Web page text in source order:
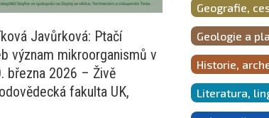
Javůrková: Ptačí
význam mikroorganismů v
března 2026 – Živě
fakulta UK,
Geografie,
Geologie a
Historie,
Literatura,